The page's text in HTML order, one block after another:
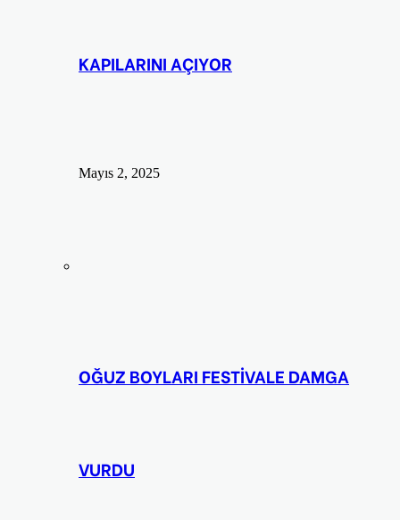
KAPILARINI AÇIYOR
Mayıs 2, 2025
OĞUZ BOYLARI FESTİVALE DAMGA
VURDU